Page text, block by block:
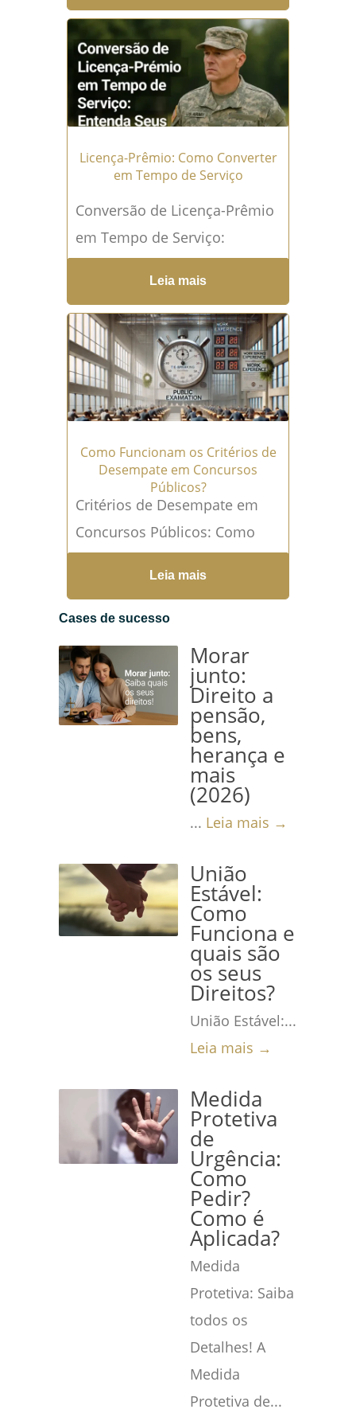
desempenho de...Leia mais
→
Licença-Prêmio: Como Converter
em Tempo de Serviço
Conversão de Licença-Prêmio
em Tempo de Serviço:
Entenda Seus Direitos O que é
licença-prêmio e qual sua
função no serviço público?...
Leia mais →
Leia mais
Como Funcionam os Critérios de
Desempate em Concursos
Públicos?
Critérios de Desempate em
Concursos Públicos: Como
Funcionam Os concursos
públicos no Brasil são
conhecidos por sua alta
ou...Leia mais →
Leia mais
Cases de sucesso
Morar
junto:
Direito a
pensão,
bens,
herança e
mais
(2026)
... Leia mais →
União
Estável:
Como
Funciona e
quais são
os seus
Direitos?
União Estável:...
Leia mais →
Medida
Protetiva
de
Urgência:
Como
Pedir?
Como é
Aplicada?
Medida
Protetiva: Saiba
todos os
Detalhes! A
Medida
Protetiva de...